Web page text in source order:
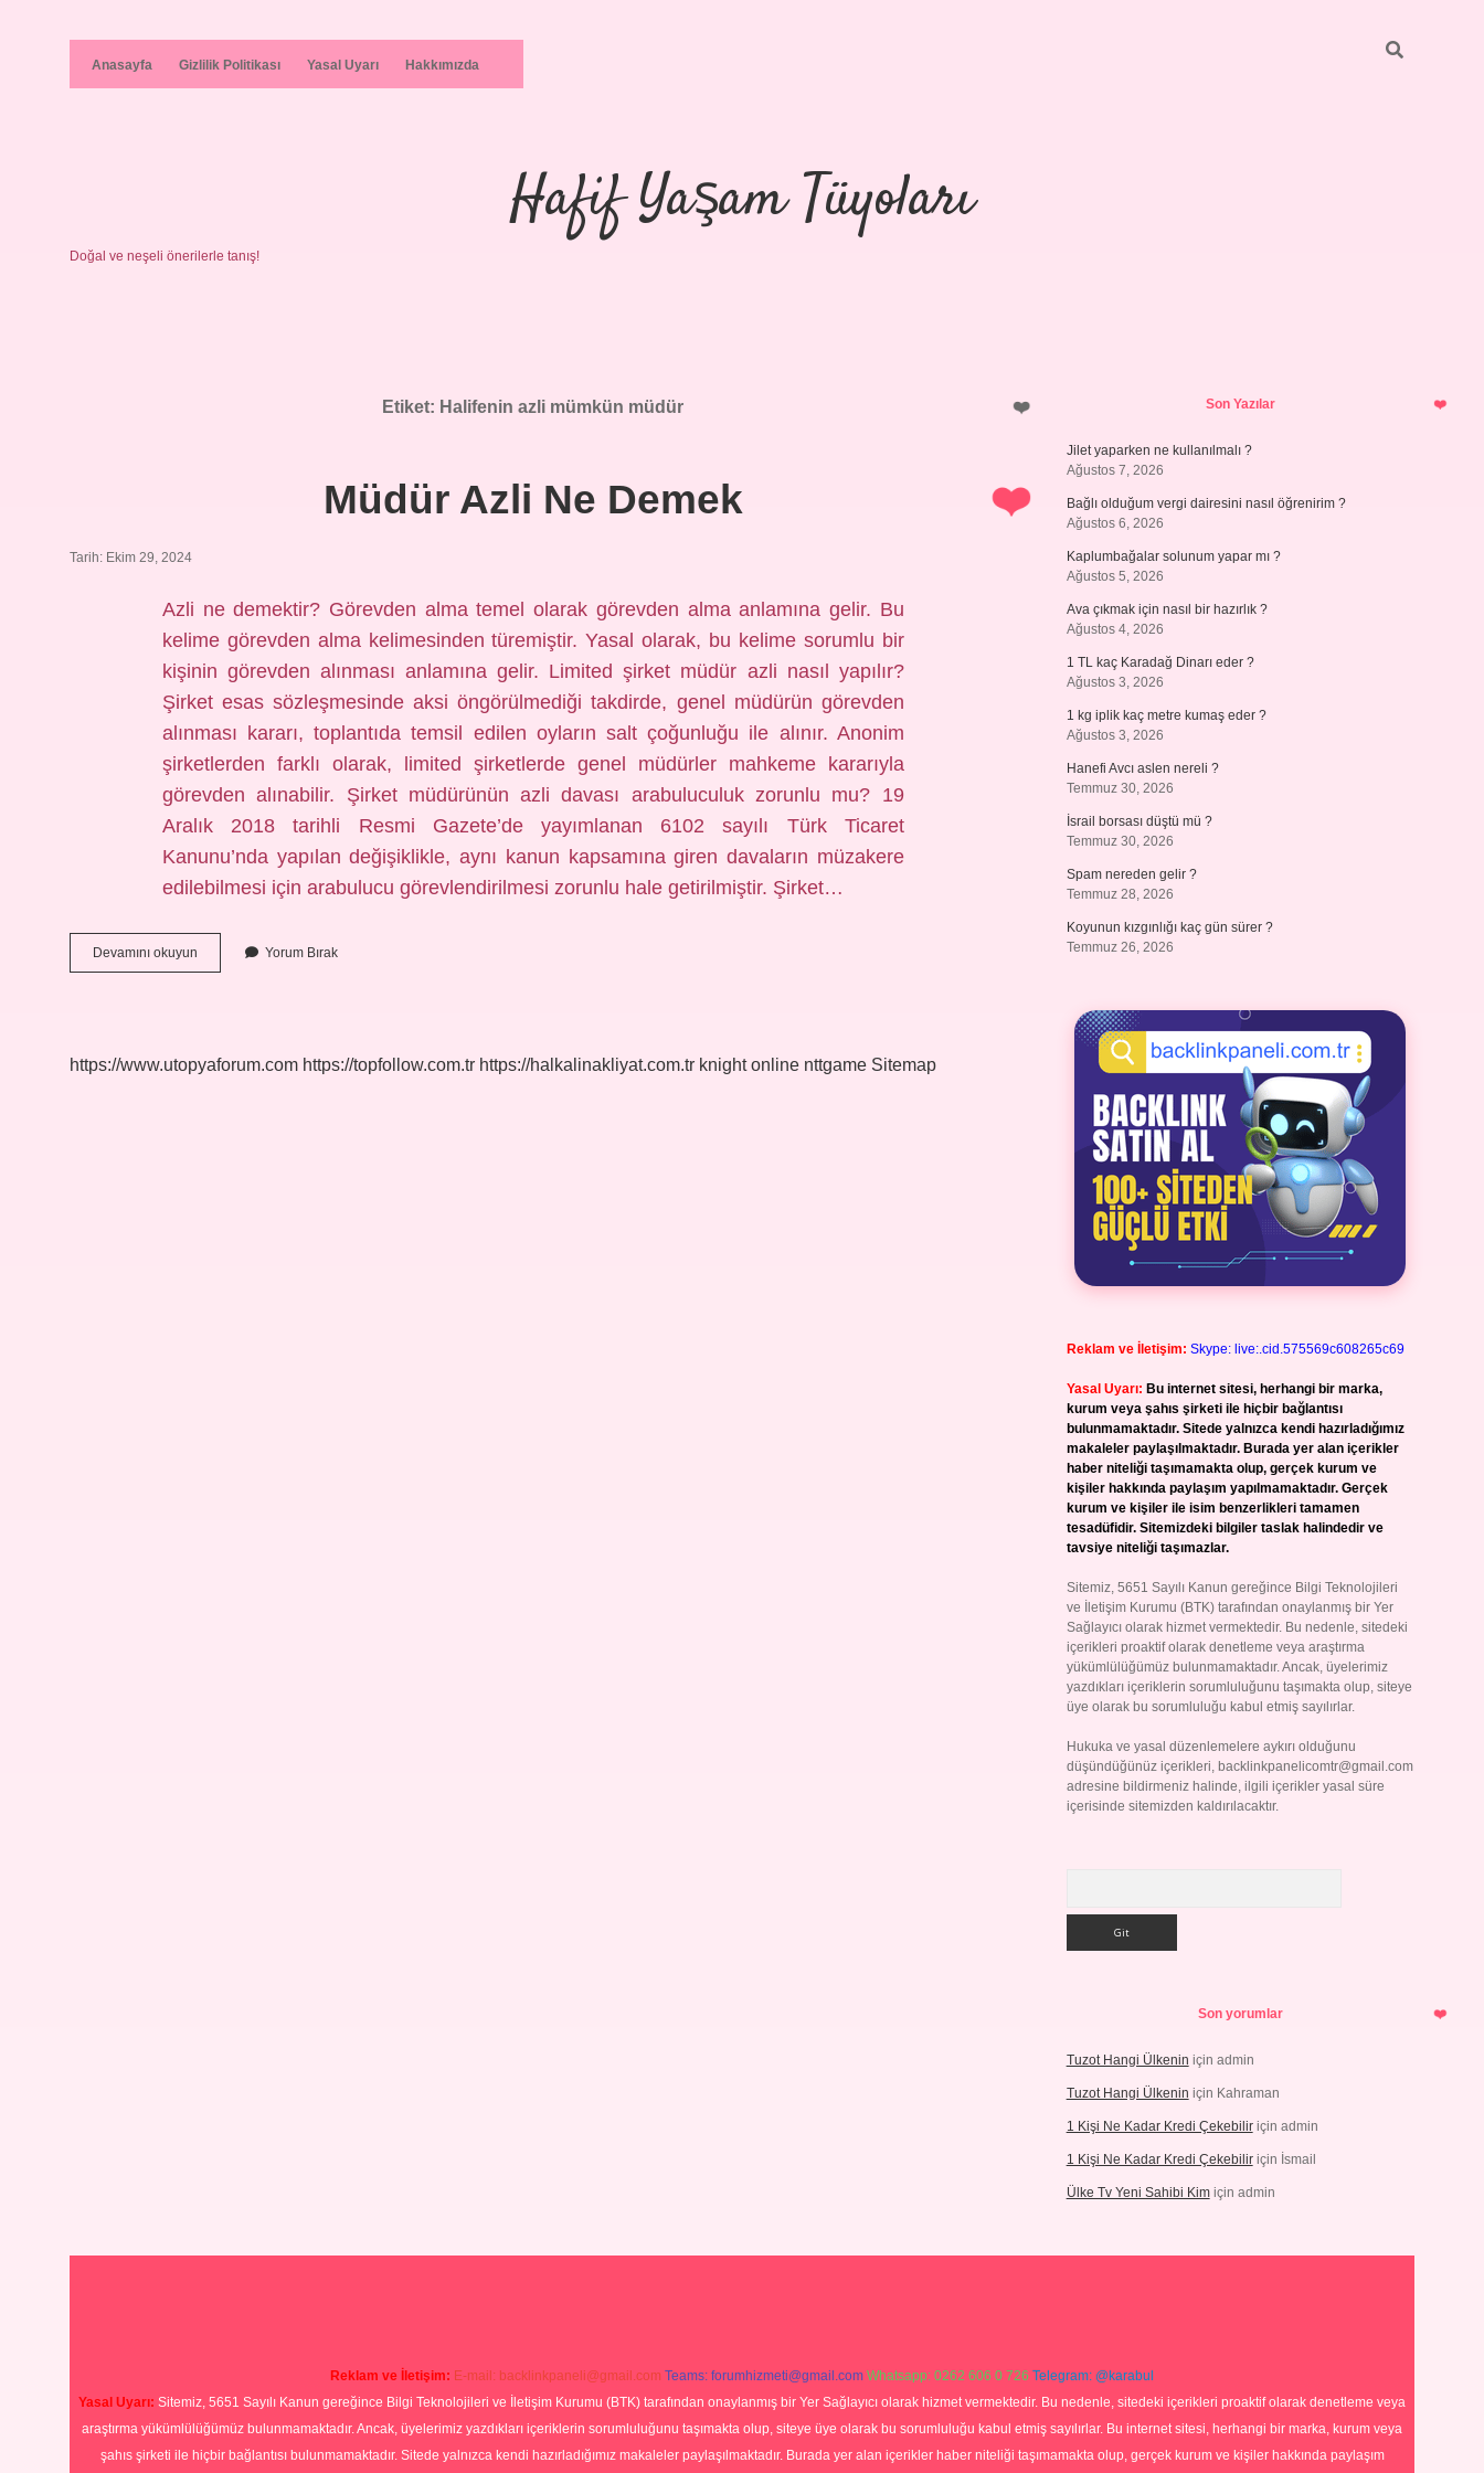
Anasayfa Gizlilik Politikası Yasal Uyarı Hakkımızda
Hafif Yaşam Tüyoları
Doğal ve neşeli önerilerle tanış!
Etiket: Halifenin azli mümkün müdür
Müdür Azli Ne Demek
Tarih: Ekim 29, 2024
Azli ne demektir? Görevden alma temel olarak görevden alma anlamına gelir. Bu
kelime görevden alma kelimesinden türemiştir. Yasal olarak, bu kelime sorumlu bir
kişinin görevden alınması anlamına gelir. Limited şirket müdür azli nasıl yapılır?
Şirket esas sözleşmesinde aksi öngörülmediği takdirde, genel müdürün görevden
alınması kararı, toplantıda temsil edilen oyların salt çoğunluğu ile alınır. Anonim
şirketlerden farklı olarak, limited şirketlerde genel müdürler mahkeme kararıyla
görevden alınabilir. Şirket müdürünün azli davası arabuluculuk zorunlu mu? 19
Aralık 2018 tarihli Resmi Gazete’de yayımlanan 6102 sayılı Türk Ticaret
Kanunu’nda yapılan değişiklikle, aynı kanun kapsamına giren davaların müzakere
edilebilmesi için arabulucu görevlendirilmesi zorunlu hale getirilmiştir. Şirket…
Devamını okuyun
Azli
Yorum Bırak
https://www.utopyaforum.com https://topfollow.com.tr https://halkalinakliyat.com.tr knight online nttgame Sitemap
SidebarSon Yazılar
Jilet yaparken ne kullanılmalı ?
Ağustos 7, 2026
Bağlı olduğum vergi dairesini nasıl öğrenirim ?
Ağustos 6, 2026
Kaplumbağalar solunum yapar mı ?
Ağustos 5, 2026
Ava çıkmak için nasıl bir hazırlık ?
Ağustos 4, 2026
1 TL kaç Karadağ Dinarı eder ?
Ağustos 3, 2026
1 kg iplik kaç metre kumaş eder ?
Ağustos 3, 2026
Hanefi Avcı aslen nereli ?
Temmuz 30, 2026
İsrail borsası düştü mü ?
Temmuz 30, 2026
Spam nereden gelir ?
Temmuz 28, 2026
Koyunun kızgınlığı kaç gün sürer ?
Temmuz 26, 2026
Reklam ve İletişim: Skype: live:.cid.575569c608265c69
Yasal Uyarı: Bu internet sitesi, herhangi bir marka,
kurum veya şahıs şirketi ile hiçbir bağlantısı
bulunmamaktadır. Sitede yalnızca kendi hazırladığımız
makaleler paylaşılmaktadır. Burada yer alan içerikler
haber niteliği taşımamakta olup, gerçek kurum ve
kişiler hakkında paylaşım yapılmamaktadır. Gerçek
kurum ve kişiler ile isim benzerlikleri tamamen
tesadüfidir. Sitemizdeki bilgiler taslak halindedir ve
tavsiye niteliği taşımazlar.
Sitemiz, 5651 Sayılı Kanun gereğince Bilgi Teknolojileri
ve İletişim Kurumu (BTK) tarafından onaylanmış bir Yer
Sağlayıcı olarak hizmet vermektedir. Bu nedenle, sitedeki
içerikleri proaktif olarak denetleme veya araştırma
yükümlülüğümüz bulunmamaktadır. Ancak, üyelerimiz
yazdıkları içeriklerin sorumluluğunu taşımakta olup, siteye
üye olarak bu sorumluluğu kabul etmiş sayılırlar.
Hukuka ve yasal düzenlemelere aykırı olduğunu
düşündüğünüz içerikleri, backlinkpanelicomtr@gmail.com
adresine bildirmeniz halinde, ilgili içerikler yasal süre
içerisinde sitemizden kaldırılacaktır.
Son yorumlar
Tuzot Hangi Ülkenin için admin
Tuzot Hangi Ülkenin için Kahraman
1 Kişi Ne Kadar Kredi Çekebiliriçin admin
1 Kişi Ne Kadar Kredi Çekebiliriçin İsmail
Ülke Tv Yeni Sahibi Kimiçin admin
Reklam ve İletişim: E-mail: backlinkpaneli@gmail.com Teams: forumhizmeti@gmail.com Whatsapp: 0262 606 0 726 Telegram: @karabul
Yasal Uyarı: Sitemiz, 5651 Sayılı Kanun gereğince Bilgi Teknolojileri ve İletişim Kurumu (BTK) tarafından onaylanmış bir Yer Sağlayıcı olarak hizmet vermektedir. Bu nedenle, sitedeki içerikleri proaktif olarak denetleme veya
araştırma yükümlülüğümüz bulunmamaktadır. Ancak, üyelerimiz yazdıkları içeriklerin sorumluluğunu taşımakta olup, siteye üye olarak bu sorumluluğu kabul etmiş sayılırlar. Bu internet sitesi, herhangi bir marka, kurum veya
şahıs şirketi ile hiçbir bağlantısı bulunmamaktadır. Sitede yalnızca kendi hazırladığımız makaleler paylaşılmaktadır. Burada yer alan içerikler haber niteliği taşımamakta olup, gerçek kurum ve kişiler hakkında paylaşım